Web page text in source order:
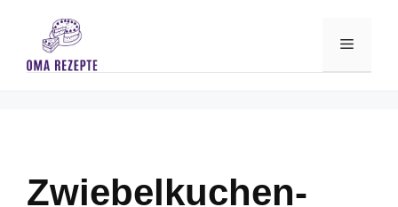
content
Menu
Zwiebelkuchen-